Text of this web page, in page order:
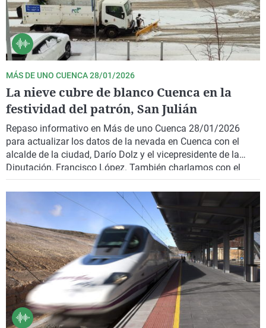
MÁS DE UNO CUENCA 28/01/2026
La nieve cubre de blanco Cuenca en la
festividad del patrón, San Julián
Repaso informativo en Más de uno Cuenca 28/01/2026
para actualizar los datos de la nevada en Cuenca con el
alcalde de la ciudad, Darío Dolz y el vicepresidente de la
Diputación, Francisco López. También charlamos con el
alcalde de Almodóvar del Pinar y el sacerdote de la ermita de
San Julián El Tranquilo.